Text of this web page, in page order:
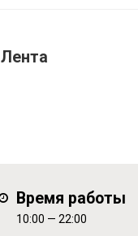
Лента
Время работы
10:00 — 22:00